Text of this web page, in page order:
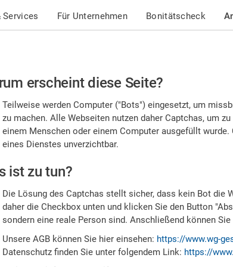
Services Für Unternehmen Bonitätscheck
erscheint diese Seite?
Teilweise werden Computer ("Bots") eingesetzt, um
zu machen. Alle Webseiten nutzen daher Captchas, um
einem Menschen oder einem Computer ausgefüllt
eines Dienstes unverzichtbar.
ist zu tun?
Die Lösung des Captchas stellt sicher, dass kein Bot
daher die Checkbox unten und klicken Sie den Button
sondern eine reale Person sind. Anschließend können
Unsere AGB können Sie hier einsehen: https://www.wg-
Datenschutz finden Sie unter folgendem Link: https://